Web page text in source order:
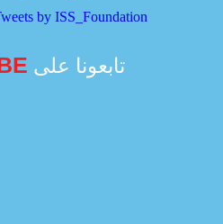
by ISS_Foundation
تابعونا على